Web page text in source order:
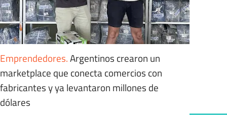
Emprendedores.Argentinos crearon un
marketplace que conecta comercios con
fabricantes y ya levantaron millones de
dólares